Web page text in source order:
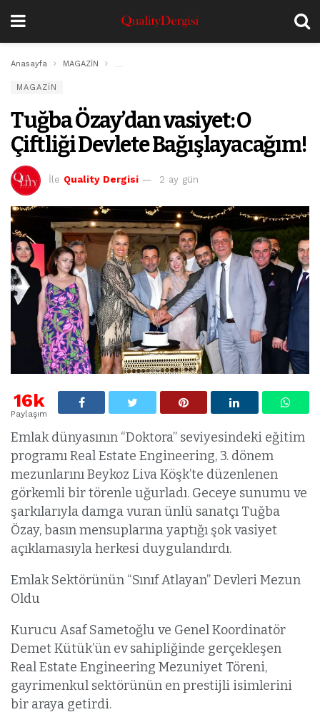
Anasayfa MAGAZİN
MAGAZİN
Tuğba Özay’dan vasiyet: O
Çiftliği Devlete Bağışlayacağım!
İle Quality Dergisi 2 ay gün
16k
Paylaşım
Emlak dünyasının “Doktora” seviyesindeki eğitim
programı Real Estate Engineering, 3. dönem
mezunlarını Beykoz Liva Köşk’te düzenlenen
görkemli bir törenle uğurladı. Geceye sunumu ve
şarkılarıyla damga vuran ünlü sanatçı Tuğba
Özay, basın mensuplarına yaptığı şok vasiyet
açıklamasıyla herkesi duygulandırdı.
Emlak Sektörünün “Sınıf Atlayan” Devleri Mezun
Oldu
Kurucu Asaf Sametoğlu ve Genel Koordinatör
Demet Kütük’ün ev sahipliğinde gerçekleşen
Real Estate Engineering Mezuniyet Töreni,
gayrimenkul sektörünün en prestijli isimlerini
bir araya getirdi.